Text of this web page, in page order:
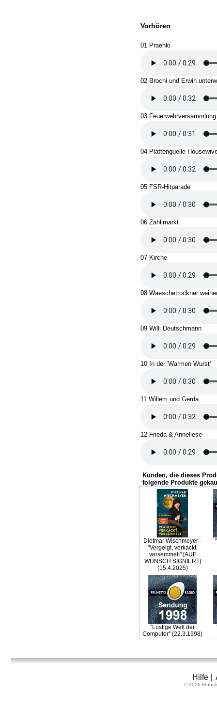
Vorhören
01 Praenki
02 Brochi und Erwin
03
04 Plattenguelle
05 FSR-Hitparade
06 Zahlimarkt
07 Kirche
08 Waeschetrockner
09 Willi Deutschmann
10 In der 'Warmen Wurst'
11 Willem und Gerda
12 Frieda & Anneliese
Kunden, die dieses
folgende Produkte
Dietmar Wischmeyer -
"Vergeigt, verkackt,
versemmelt" [AUF
WUNSCH SIGNIERT]
(15.4.2025)
"Lustige Welt der
Computer" (22.3.1998)
Hilfe|
© 2026